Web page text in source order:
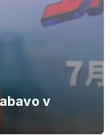
v